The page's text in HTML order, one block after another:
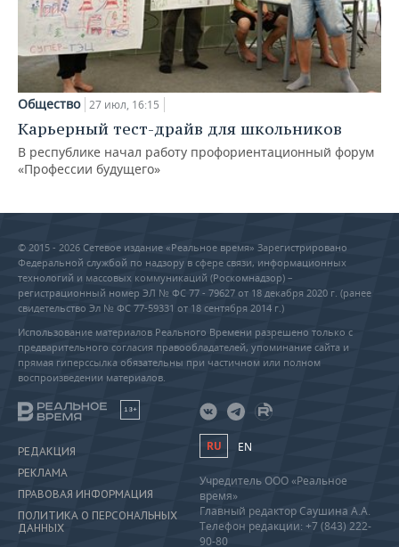
Общество 27 июл, 16:15
Карьерный тест-драйв для школьников
В республике начал работу профориентационный форум
«Профессии будущего»
© 2015 - 2026 Сетевое издание «Реальное время» Зарегистрировано
Федеральной службой по надзору в сфере связи, информационных
технологий и массовых коммуникаций (Роскомнадзор) –
регистрационный номер ЭЛ № ФС 77 - 79627 от 18 декабря 2020 г. (ранее
свидетельство Эл № ФС 77-59331 от 18 сентября 2014 г.)
Использование материалов Реального Времени разрешено только с
предварительного согласия правообладателей, упоминание сайта и
прямая гиперссылка обязательны при частичном или полном
воспроизведении материалов.
18+
РЕДАКЦИЯ
РЕКЛАМА
ПРАВОВАЯ ИНФОРМАЦИЯ
ПОЛИТИКА О ПЕРСОНАЛЬНЫХ
ДАННЫХ
RU EN
Учредитель ООО «Реальное
время»
Главный редактор Саушина А.А.
Телефон редакции: +7 (843) 222-
90-80